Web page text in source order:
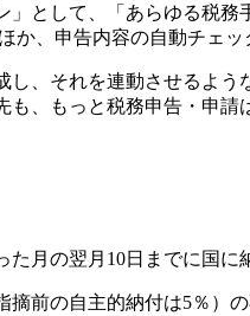
として、「あらゆる税
、申告内容の自動チェ
、それを連動させるよ
、もっと税務申告・申請
月の翌月10日までに国に
前の自主的納付は5％